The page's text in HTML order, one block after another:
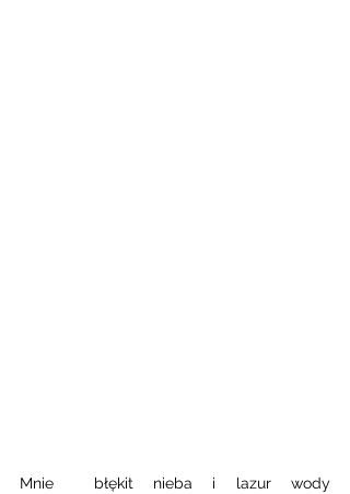
Mnie  błękit nieba i lazur wody